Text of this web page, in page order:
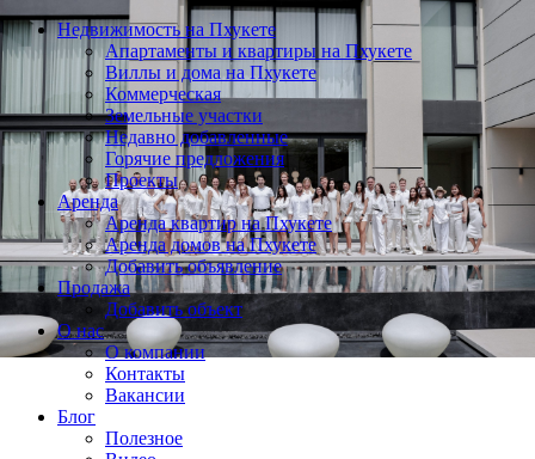
Недвижимость на Пхукете
Апартаменты и квартиры на Пхукете
Виллы и дома на Пхукете
Коммерческая
Земельные участки
Недавно добавленные
Горячие предложения
Проекты
Аренда
Аренда квартир на Пхукете
Аренда домов на Пхукете
Добавить объявление
Продажа
Добавить объект
О нас
О компании
Контакты
Вакансии
Блог
Полезное